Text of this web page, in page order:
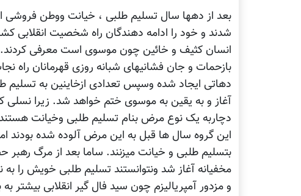
بعد از دهها سال تسلیم طلبی ، خیانت ووطن فروشی
شدند و خود را ادامه دهندگان راه شخصیت انقلابی
انسان کثیف و خائین چون موسوی است معرفی
بازحمات و جان فشانیهای شبانه روزی قهرمانان
دهاتی ایجاد شده وسپس تعدادی ازخاینین به تسلیم
آغاز و به یقین به موسوی ختم خواهد شد. زیرا نسلی
دچاربه یک نوع مرض بنام تسلیم طلبی وخیانت
این گروه سال ها قبل به این مرض آلوده شده بودند
بتسلیم طلبی و خیانت میزنند. ساما بعد از مرگ
مخفیانه آغاز شد ونتوانستند تسلیم طلبی خویش را
و مزدور آمپریالیزم چون سید فال گیر انقلابی بیشتر